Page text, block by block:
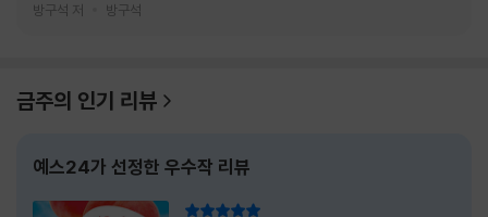
방구석 저 방구석
금주의 인기 리뷰
예스24가 선정한 우수작 리뷰